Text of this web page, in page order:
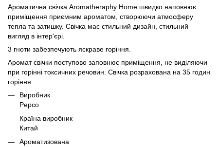
Ароматична свічка Aromatheraphy Home швидко наповнює
приміщення приємним ароматом, створюючи атмосферу
тепла та затишку. Свічка має стильний дизайн, стильний
вигляд в інтер'єрі.
3 гноти забезпечують яскраве горіння.
Аромат свічки поступово заповнює приміщення, не виділяючи
при горінні токсичних речовин. Свічка розрахована на 35 годин
горіння.
Виробник
Pepco
Країна виробник
Китай
Ароматизована